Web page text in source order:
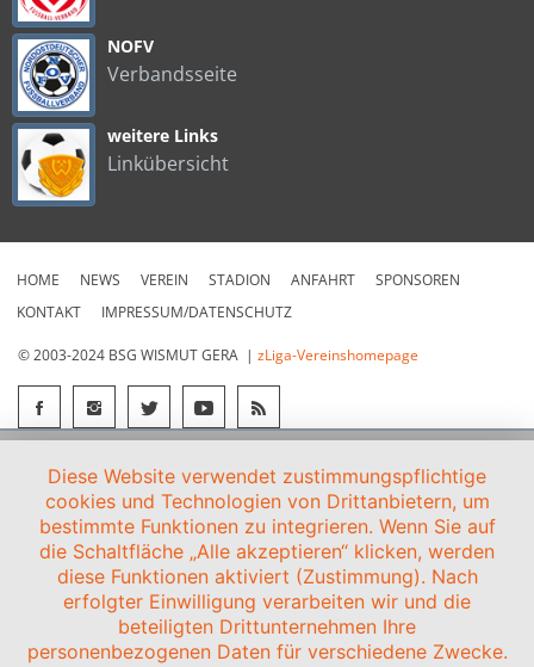
NOFV
Verbandsseite
weitere Links
Linkübersicht
HOME NEWS VEREIN STADION ANFAHRT
SPONSOREN
KONTAKT
IMPRESSUM/DATENSCHUTZ
© 2003-2024 BSG WISMUT GERA | zLiga-Vereinshomepage
Diese Website verwendet zustimmungspflichtige
cookies und Technologien von Drittanbietern, um
bestimmte Funktionen zu integrieren. Wenn Sie auf
die Schaltfläche „Alle akzeptieren“ klicken, werden
diese Funktionen aktiviert (Zustimmung). Nach
erfolgter Einwilligung verarbeiten wir und die
beteiligten Drittunternehmen Ihre
personenbezogenen Daten für verschiedene Zwecke.